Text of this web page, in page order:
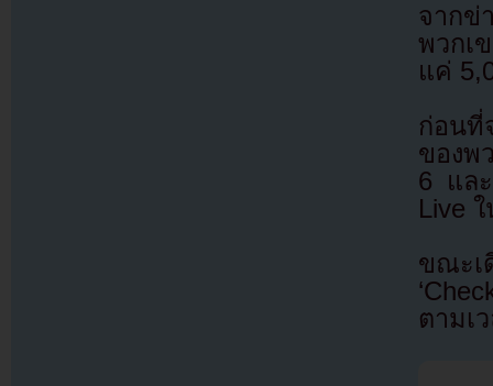
จากข่
พวกเ
แค่
ก่อนที่
ของพ
6 แล
Live
ขณะ
ตามเ